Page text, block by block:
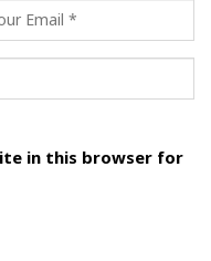
in this browser for